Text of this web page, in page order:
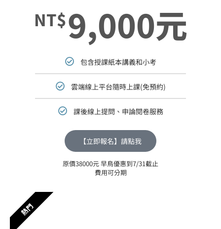
NT$9,000元
包含授課紙本講義和小考
雲端線上平台隨時上課(免預約)
課後線上提問、申論閱卷服務
【立即報名】請點我
原價38000元 早鳥優惠到7/31截止
費用可分期
熱門